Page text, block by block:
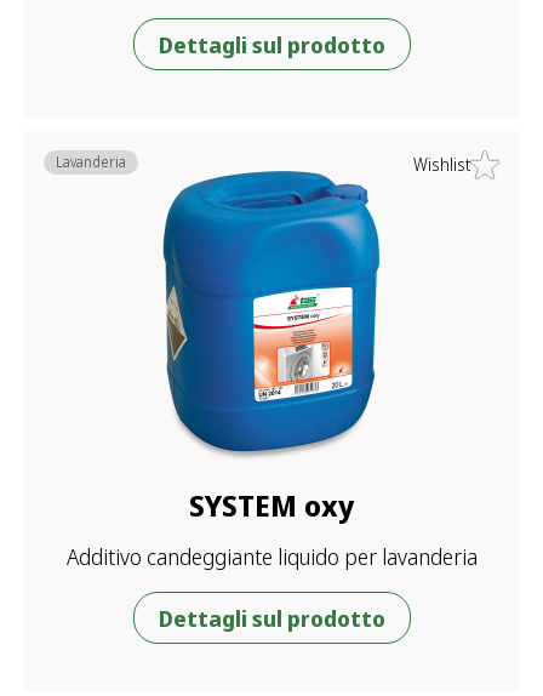
Dettagli sul prodotto
Wishlist
SYSTEM oxy
Additivo candeggiante liquido per lavanderia
Lavanderia
Dettagli sul prodotto